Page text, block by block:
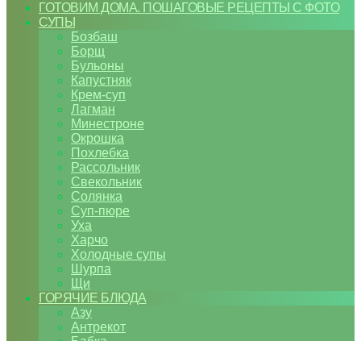
ГОТОВИМ ДОМА. ПОШАГОВЫЕ РЕЦЕПТЫ С ФОТО
СУПЫ
Бозбаш
Борщ
Бульоны
Капустняк
Крем-суп
Лагман
Минестроне
Окрошка
Похлебка
Рассольник
Свекольник
Солянка
Суп-пюре
Уха
Харчо
Холодные супы
Шурпа
Щи
ГОРЯЧИЕ БЛЮДА
Азу
Антрекот